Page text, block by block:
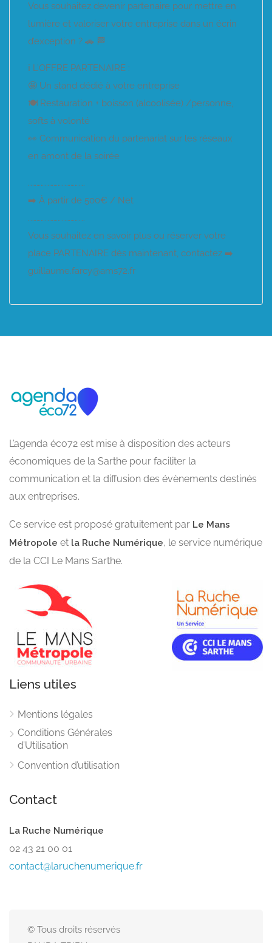
Vous souhaitez devenir partenaire pour mettre en
lumière et valoriser votre entreprise dans un écrin
d’exception ? 🚗 🏁
ℹ️ L’OFFRE PARTENAIRE :
🤩 Un stand dédié à votre entreprise
🍽️ Restauration + boisson (alcoolisée) /personne,
softs à volonté
👀 Communication du partenariat sur les réseaux
en amont de la soirée
………………………………….
➡️ À partir de 500€ / Net
………………………………….
Vous souhaitez en savoir plus ou réserver votre
place PARTENAIRE dès maintenant, contactez ➡️
guillaume.farcy@ams72.fr
L’agenda éco72 est mise à disposition des acteurs
économiques de la Sarthe pour faciliter la
communication et la diffusion des évènements destinés
aux entreprises.
Ce service est proposé gratuitement par Le Mans
Métropole et la Ruche Numérique, le service numérique
de la CCI Le Mans Sarthe.
Liens utiles
Mentions légales
Conditions Générales
d’Utilisation
Convention d’utilisation
Contact
La Ruche Numérique
02 43 21 00 01
contact@laruchenumerique.fr
© Tous droits réservés